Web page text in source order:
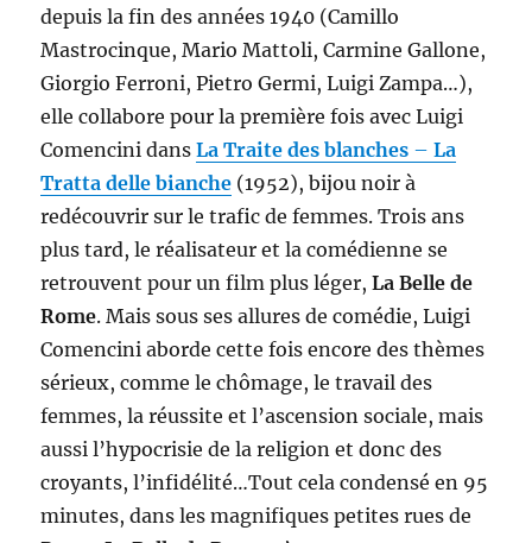
depuis la fin des années 1940 (Camillo
Mastrocinque, Mario Mattoli, Carmine Gallone,
Giorgio Ferroni, Pietro Germi, Luigi Zampa…),
elle collabore pour la première fois avec Luigi
Comencini dansLa Traite des blanches –La
Tratta delle bianche (1952), bijou noir à
redécouvrir sur le trafic de femmes. Trois ans
plus tard, le réalisateur et la comédienne se
retrouvent pour un film plus léger,La Belle de
Rome. Mais sous ses allures de comédie, Luigi
Comencini aborde cette fois encore des thèmes
sérieux, comme le chômage, le travail des
femmes, la réussite et l’ascension sociale, mais
aussi l’hypocrisie de la religion et donc des
croyants, l’infidélité…Tout cela condensé en 95
minutes, dans les magnifiques petites rues de